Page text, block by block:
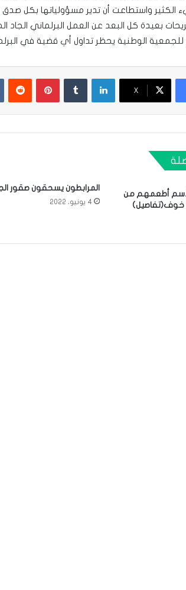
الكثير واستطاعت أن تدير مسؤولياتها بكل
بعيدة كل البعد عن العمل البرلماني
للجمعية الوطنية يحظر تداول أي قضية في
X
لينكدإن بينتيريست
أطعمهم من
المرابطون يسحقون صقور
4 يونيو، 2022